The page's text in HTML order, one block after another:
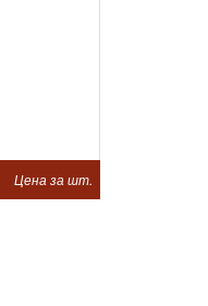
Цена за шт.